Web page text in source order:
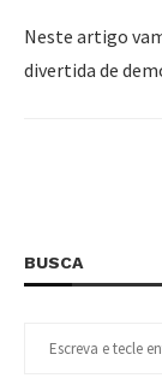
Neste artigo
divertida de
BUSCA